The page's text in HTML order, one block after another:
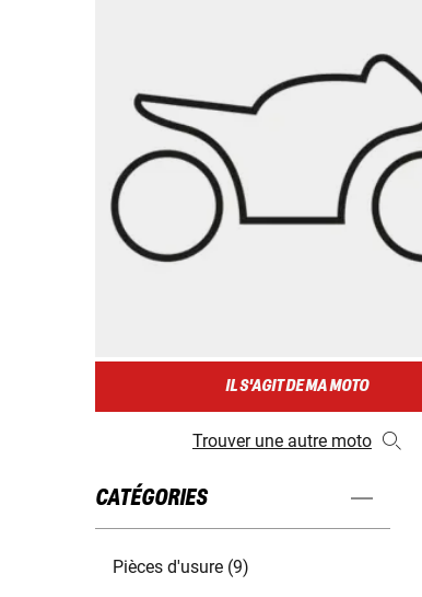
IL S'AGIT DE MA MOTO
Trouver une autre moto
CATÉGORIES
Pièces d'usure (9)